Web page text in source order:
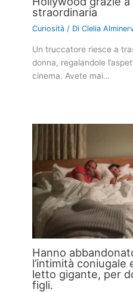
straordinaria
Curiosità / DiClelia
Un truccatore riesce a
donna, regalandole
cinema. Avete mai…
Hanno
l’intimità
letto gigante, per
figli.